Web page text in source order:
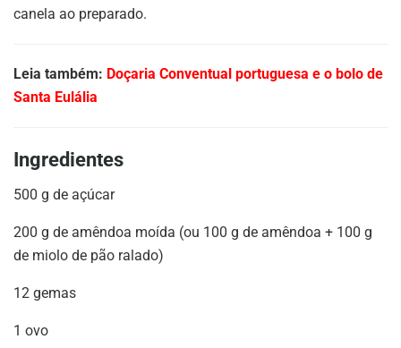
canela ao preparado.
Leia também: Doçaria Conventual portuguesa e o bolo de
Santa Eulália
Ingredientes
500 g de açúcar
200 g de amêndoa moída (ou 100 g de amêndoa + 100 g
de miolo de pão ralado)
12 gemas
1 ovo